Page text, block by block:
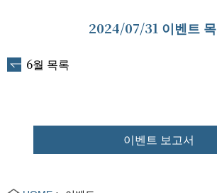
2024/07/31 이벤트
6월 목록
이벤트 보고서